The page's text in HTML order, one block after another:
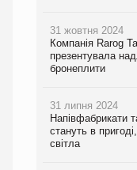
31 жовтня 2024
Компанія Rarog
презентувала
бронеплити
31 липня 2024
Напівфабрикати
стануть в
світла